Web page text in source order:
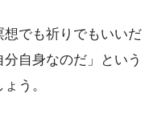
でも祈りでもいいだ
自身なのだ」という
う。